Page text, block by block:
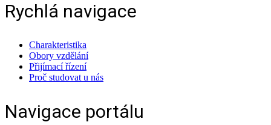
Rychlá navigace
Charakteristika
Obory vzdělání
Přijímací řízení
Proč studovat u nás
Navigace portálu